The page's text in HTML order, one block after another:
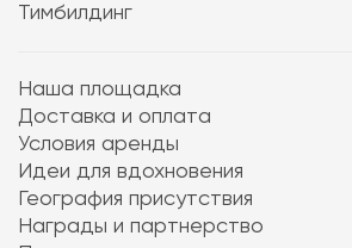
Тимбилдинг
Наша площадка
Доставка и оплата
Условия аренды
Идеи для вдохновения
География присутствия
Награды и партнерство